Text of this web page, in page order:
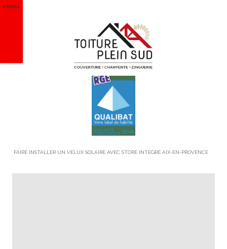
Menu
FAIRE INSTALLER UN VELUX SOLAIRE AVEC STORE INTÉGRÉ AIX-EN-PROVENCE